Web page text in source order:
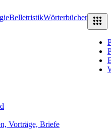
BelletristikWörterbücher
Vorträge, Briefe